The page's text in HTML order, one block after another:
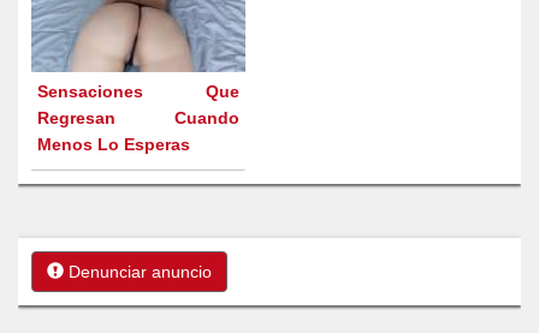
Sensaciones Que
Regresan Cuando
Menos Lo Esperas
Denunciar anuncio